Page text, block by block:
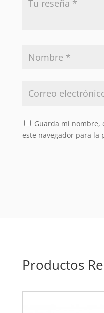
Guarda mi nombre,
este navegador para la
Productos